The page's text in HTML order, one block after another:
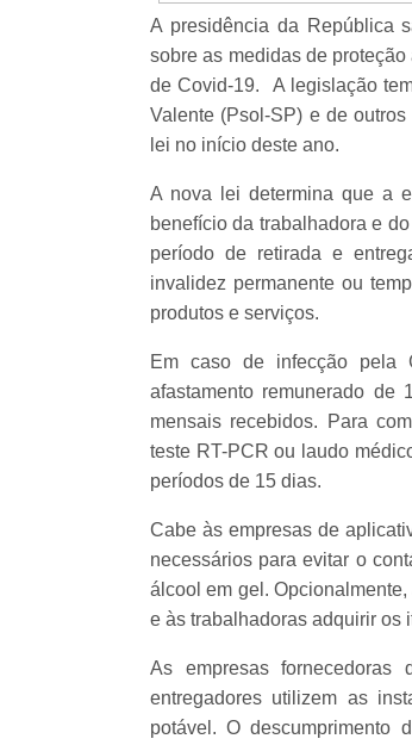
A presidência da República
sobre as medidas de
de Covid-19. A legislação
Valente (Psol-SP) e de
lei no início deste ano.
A nova lei determina que a
benefício da trabalhadora e
período de retirada e
invalidez permanente ou
produtos e serviços.
Em caso de infecção pela
afastamento remunerado
mensais recebidos. Para
teste RT-PCR ou laudo
períodos de 15 dias.
Cabe às empresas de
necessários para evitar o
álcool em gel.
e às trabalhadoras adquirir os
As empresas
entregadores utilizem as
potável. O descumprimento